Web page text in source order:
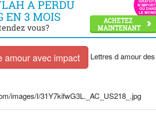
amour avec impact
Lettres d amour
images/I/31Y7kifwG3L._AC_US218_.jpg